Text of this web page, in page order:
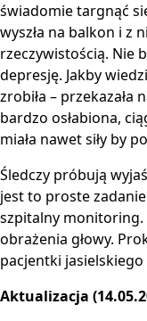
świadomie targnąć
wyszła na balkon i z
rzeczywistością. Nie
depresję. Jakby
zrobiła – przekazała
bardzo osłabiona,
miała nawet siły by
Śledczy próbują
jest to proste
szpitalny monitoring.
obrażenia głowy.
pacjentki jasielskiego
Aktualizacja